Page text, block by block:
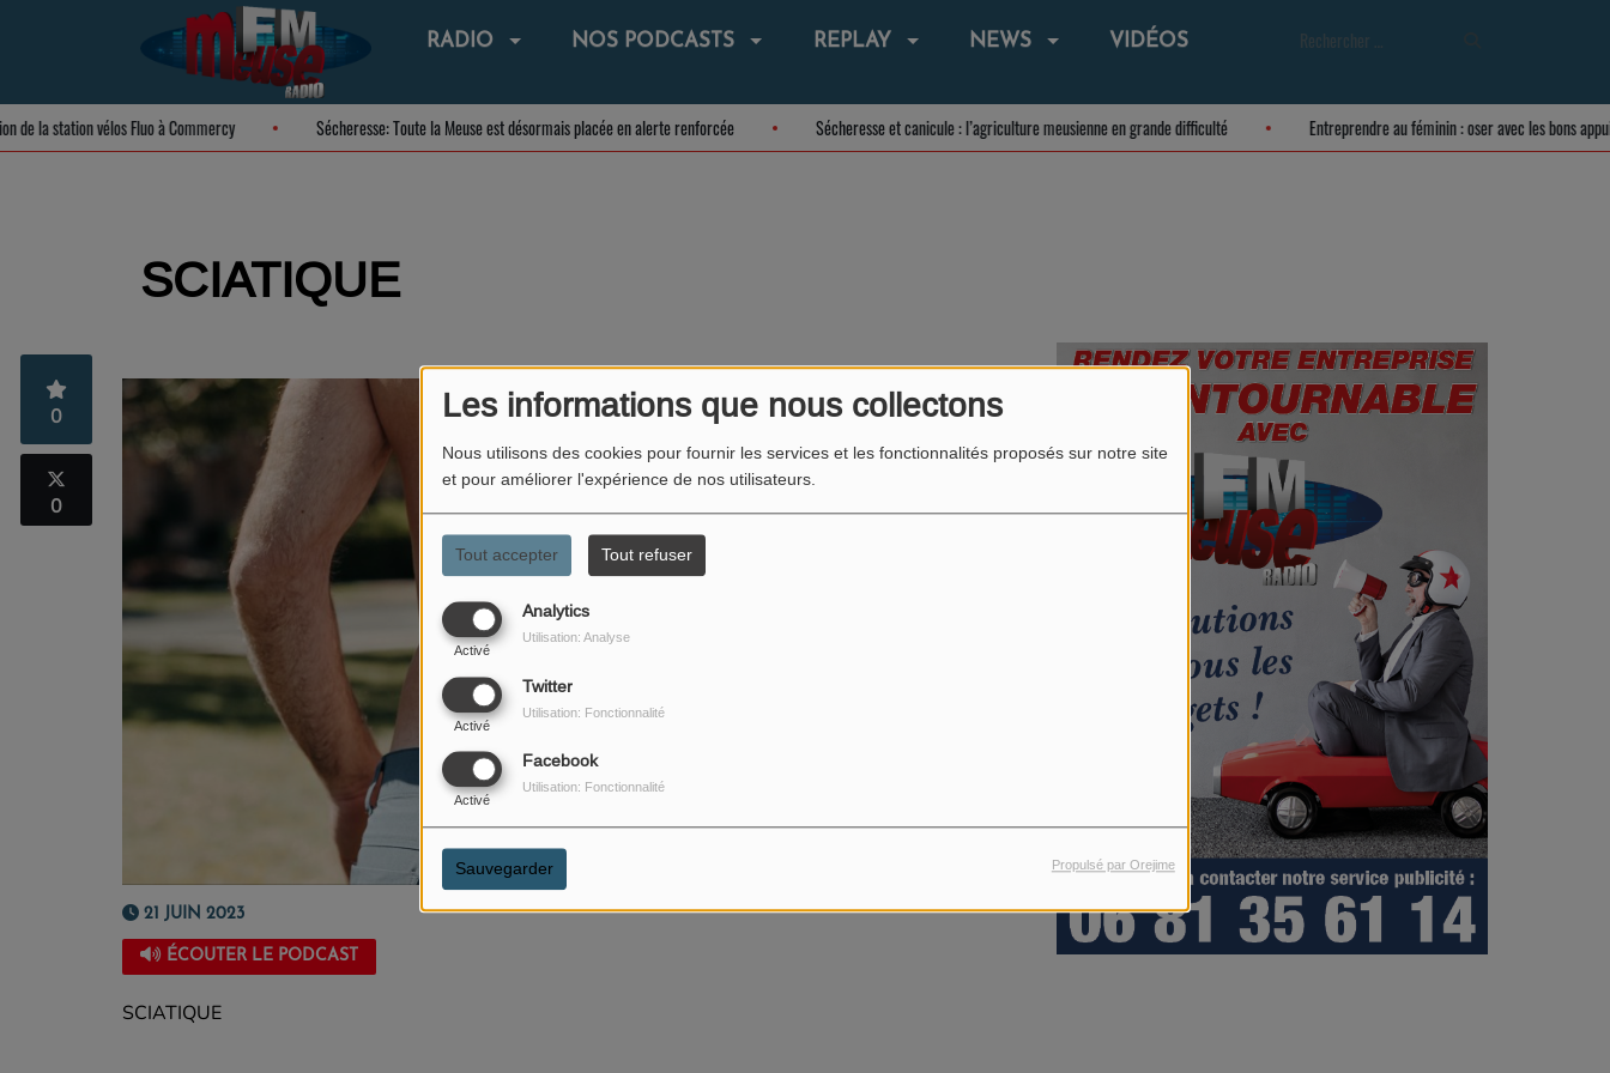
Les informations que nous collectons
Nous utilisons des cookies pour fournir les services et les fonctionnalités proposés sur notre site
et pour améliorer l'expérience de nos utilisateurs.
Tout accepter Tout refuser
Analytics
Activé
Utilisation: Analyse
Twitter
Activé
Utilisation: Fonctionnalité
Facebook
Activé
Utilisation: Fonctionnalité
Sauvegarder Propulsé par Orejime
RADIO NOS PODCASTS REPLAY NEWS VIDÉOS
de la station vélos Fluo à Commercy Sécheresse: Toute la Meuse est désormais placée en alerte renforcée Sécheresse et canicule : l’agriculture meusienne en grande difficulté Entreprendre au féminin : oser avec les bons
SCIATIQUE
0
0
21 JUIN 2023
ÉCOUTER LE PODCAST
SCIATIQUE